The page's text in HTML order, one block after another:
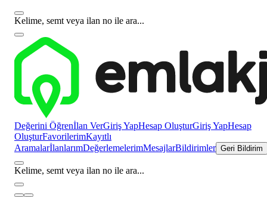
Kelime, semt veya ilan no ile ara...
Değerini Öğrenİlan VerGiriş YapHesap OluşturGiriş YapHesap
OluşturFavorilerimKayıtlı
AramalarİlanlarımDeğerlemelerimMesajlarBildirimler Geri Bildirim
Kelime, semt veya ilan no ile ara...